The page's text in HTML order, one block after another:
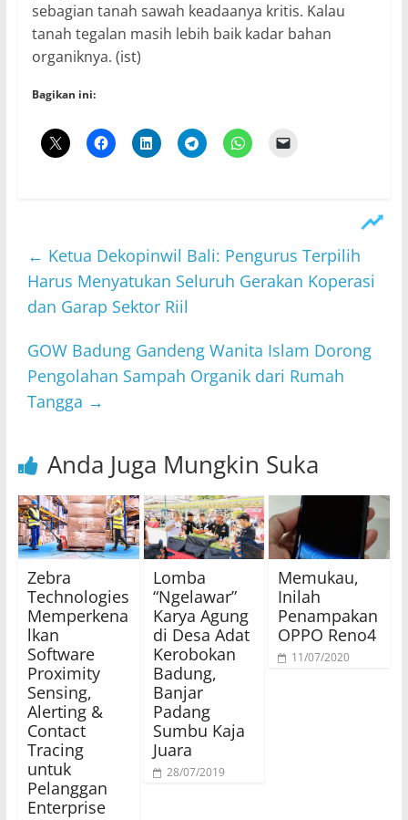
sebagian tanah sawah keadaanya kritis. Kalau
tanah tegalan masih lebih baik kadar bahan
organiknya. (ist)
Bagikan ini:
← Ketua Dekopinwil Bali: Pengurus Terpilih
Harus Menyatukan Seluruh Gerakan Koperasi
dan Garap Sektor Riil
GOW Badung Gandeng Wanita Islam Dorong
Pengolahan Sampah Organik dari Rumah
Tangga →
Anda Juga Mungkin Suka
Zebra
Technologies
Memperkena
lkan
Software
Proximity
Sensing,
Alerting &
Contact
Tracing
untuk
Pelanggan
Enterprise
Lomba
“Ngelawar”
Karya Agung
di Desa Adat
Kerobokan
Badung,
Banjar
Padang
Sumbu Kaja
Juara
28/07/2019
Memukau,
Inilah
Penampakan
OPPO Reno4
11/07/2020